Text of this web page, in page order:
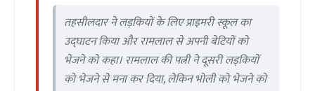
तहसीलदार ने लड़कियों के लिए प्राइमरी स्कूल का
उद्घाटन किया और रामलाल से अपनी बेटियों को
भेजने को कहा। रामलाल की पत्नी ने दूसरी लड़कियों
को भेजने से मना कर दिया, लेकिन भोली को भेजने को